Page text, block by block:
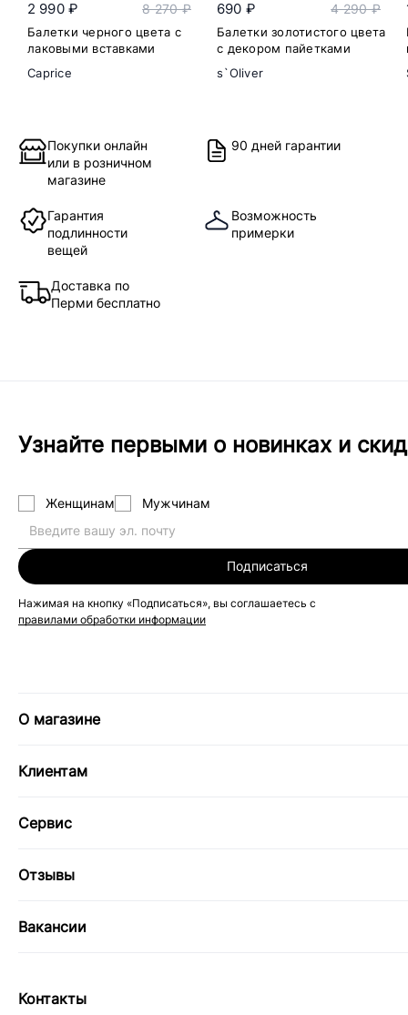
2 990 ₽ 8 270 ₽
Балетки черного цвета с
лаковыми вставками
Caprice
690 ₽ 4 290 ₽
Балетки золотистого цвета
с декором пайетками
s`Oliver
Покупки онлайн
или в розничном
магазине
90 дней гарантии
Гарантия
подлинности
вещей
Возможность
примерки
Доставка по
Перми бесплатно
Узнайте первыми о новинках и
Женщинам Мужчинам
Подписаться
Нажимая на кнопку «Подписаться», вы соглашаетесь с
правилами обработки информации
О магазине
Клиентам
Сервис
Отзывы
Вакансии
Контакты